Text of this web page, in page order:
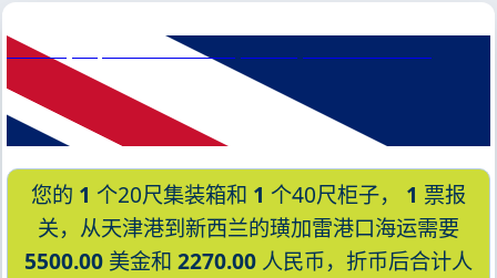
Wewak, Papua New Guinea, 威瓦克, 巴布亚新几内亚
您的 1 个20尺集装箱和 1 个40尺柜子， 1 票报
关，从天津港到新西兰的璜加雷港口海运需要
5500.00 美金和 2270.00 人民币，折币后合计人